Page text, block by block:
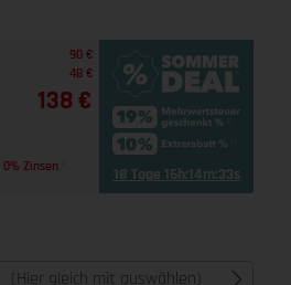
90 €
48 €
138 €
0% Zinsen 18 Tage 16h:14m:32s
(Hier gleich mit auswählen)